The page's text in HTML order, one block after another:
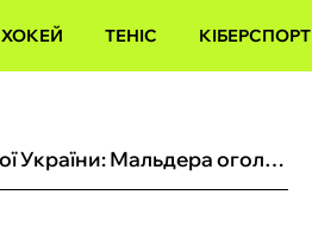
ХОКЕЙ ТЕНІС КІБЕРСПОРТ
Ярмоленко повернувся до збірної України: Мальдера оголосив склад на товариські матчі з Польщею та Данією